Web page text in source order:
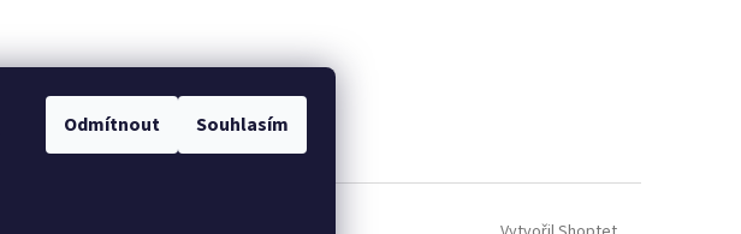
Odmítnout Souhlasím